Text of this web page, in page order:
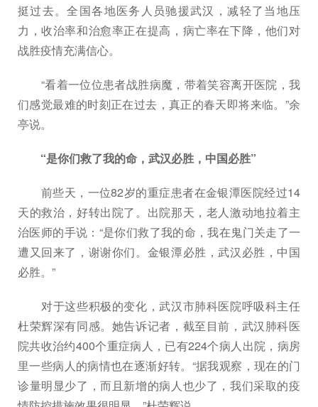
挺过去。全国各地医务人员驰援武汉，减轻了当地压
力，收治率和治愈率正在提高，病亡率在下降，他们对
战胜疫情充满信心。
“看着一位位患者战胜病魔，带着笑容离开医院，我
们感觉最难的时刻正在过去，真正的春天即将来临。”余
亭说。
“是你们救了我的命，武汉必胜，中国必胜”
前些天，一位82岁的重症患者在金银潭医院经过14
天的救治，好转出院了。出院那天，老人激动地拉着主
治医师的手说：“是你们救了我的命，我在鬼门关走了一
遭又回来了，谢谢你们。金银潭必胜，武汉必胜，中国
必胜。”
对于这些积极的变化，武汉市肺科医院呼吸科主任
杜荣辉深有同感。她告诉记者，截至目前，武汉肺科医
院共收治约400个重症病人，已有224个病人出院，病房
里一些病人的病情也在逐渐好转。“据我观察，现在的门
诊量明显少了，而且新增的病人也少了，我们采取的疫